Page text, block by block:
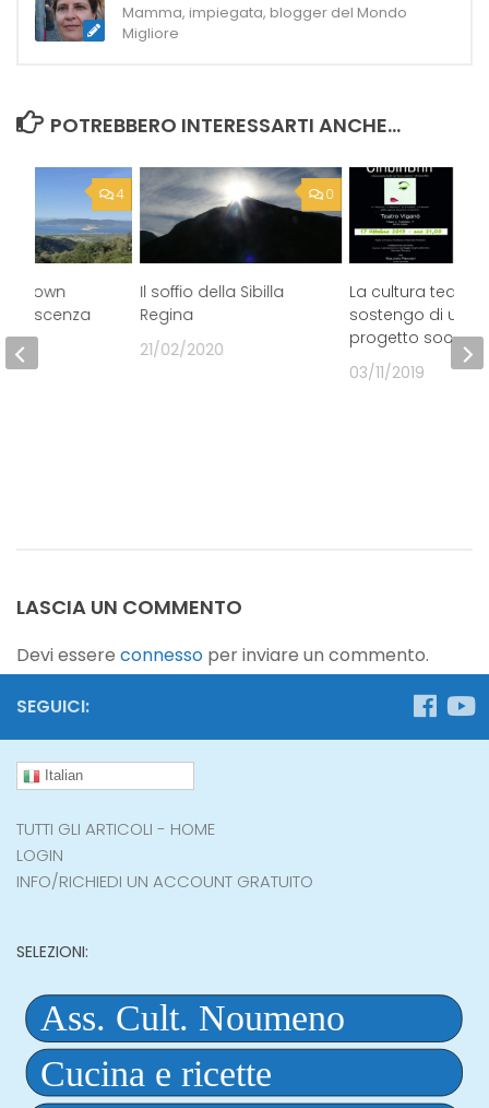
Mamma, impiegata, blogger del Mondo
Migliore
POTREBBERO INTERESSARTI ANCHE...
0
Il soffio della Sibilla
Regina
21/02/2020
La cultura
sostengo di un
progetto sociale
03/11/2019
4
LASCIA UN COMMENTO
Devi essere connesso per inviare un commento.
SEGUICI:
Italian
TUTTI GLI ARTICOLI - HOME
LOGIN
INFO/RICHIEDI UN ACCOUNT GRATUITO
SELEZIONI: